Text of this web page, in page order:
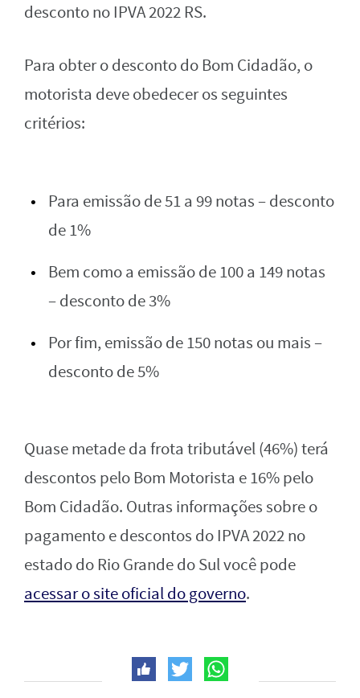
desconto no IPVA 2022 RS.
Para obter o desconto do Bom Cidadão, o
motorista deve obedecer os seguintes
critérios:
Para emissão de 51 a 99 notas – desconto
de 1%
Bem como a emissão de 100 a 149 notas
– desconto de 3%
Por fim, emissão de 150 notas ou mais –
desconto de 5%
Quase metade da frota tributável (46%) terá
descontos pelo Bom Motorista e 16% pelo
Bom Cidadão. Outras informações sobre o
pagamento e descontos do IPVA 2022 no
estado do Rio Grande do Sul você pode
acessar o site oficial do governo.